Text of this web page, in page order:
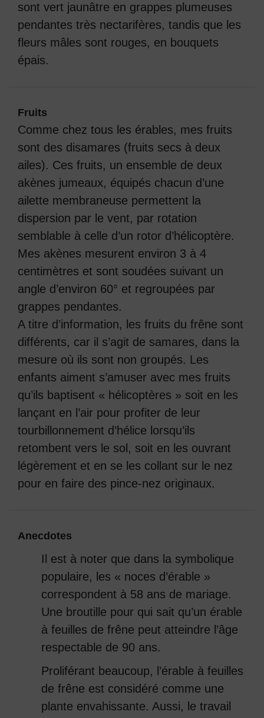
sont vert jaunâtre en grappes plumeuses
pendantes très nectarifères, tandis que les
fleurs mâles sont rouges, en bouquets
épais.
Fruits
Comme chez tous les érables, mes fruits
sont des disamares (fruits secs à deux
ailes). Ces fruits, un ensemble de deux
akènes jumeaux, équipés chacun d’une
ailette membraneuse permettent la
dispersion par le vent, par rotation
semblable à celle d’un rotor d’hélicoptère.
Mes akènes mesurent environ 3 à 4
centimètres et sont soudées suivant un
angle d’environ 60° et regroupées par
grappes pendantes.
A titre d’information, les fruits du frêne sont
différents, car il s’agit de samares, dans la
mesure où ils sont non groupés. Les
enfants aiment s’amuser avec mes fruits
qu’ils baptisent « hélicoptères » soit en les
lançant en l’air pour profiter de leur
tourbillonnement d’hélice lorsqu’ils
retombent vers le sol, soit en les ouvrant
légèrement et en se les collant sur le nez
pour en faire des pince-nez originaux.
Anecdotes
Il est à noter que dans la symbolique
populaire, les « noces d’érable »
correspondent à 58 ans de mariage.
Une broutille pour qui sait qu’un érable
à feuilles de frêne peut atteindre l’âge
respectable de 90 ans.
Proliférant beaucoup, l’érable à feuilles
de frêne est considéré comme une
plante envahissante. Aussi, le travail